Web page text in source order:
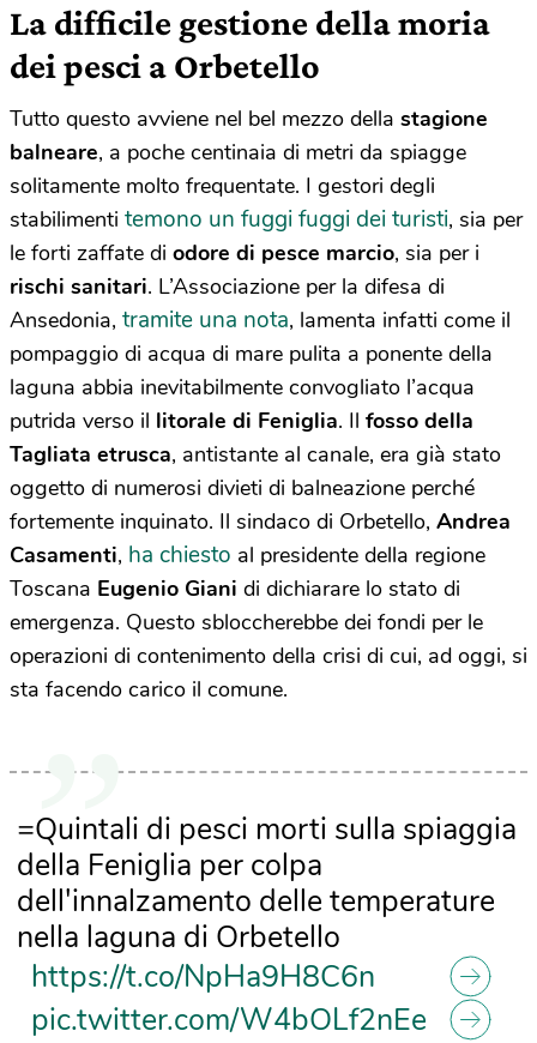
La difficile gestione della moria
dei pesci a Orbetello
Tutto questo avviene nel bel mezzo della stagione
balneare, a poche centinaia di metri da spiagge
solitamente molto frequentate. I gestori degli
stabilimenti temono un fuggi fuggi dei turisti, sia per
le forti zaffate di odore di pesce marcio, sia per i
rischi sanitari. L’Associazione per la difesa di
Ansedonia, tramite una nota, lamenta infatti come il
pompaggio di acqua di mare pulita a ponente della
laguna abbia inevitabilmente convogliato l’acqua
putrida verso il litorale di Feniglia. Il fosso della
Tagliata etrusca, antistante al canale, era già stato
oggetto di numerosi divieti di balneazione perché
fortemente inquinato. Il sindaco di Orbetello, Andrea
Casamenti, ha chiesto al presidente della regione
Toscana Eugenio Giani di dichiarare lo stato di
emergenza. Questo sbloccherebbe dei fondi per le
operazioni di contenimento della crisi di cui, ad oggi, si
sta facendo carico il comune.
=Quintali di pesci morti sulla spiaggia
della Feniglia per colpa
dell'innalzamento delle temperature
nella laguna di Orbetello
https://t.co/NpHa9H8C6n
pic.twitter.com/W4bOLf2nEe